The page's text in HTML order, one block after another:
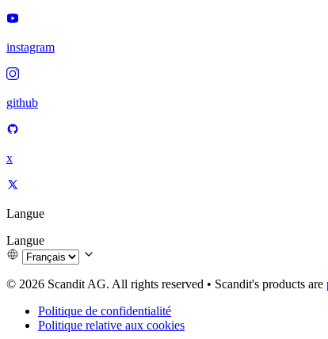
instagram
github
x
Langue
Langue
© 2026 Scandit AG. All rights reserved • Scandit's products are
Politique de confidentialité
Politique relative aux cookies